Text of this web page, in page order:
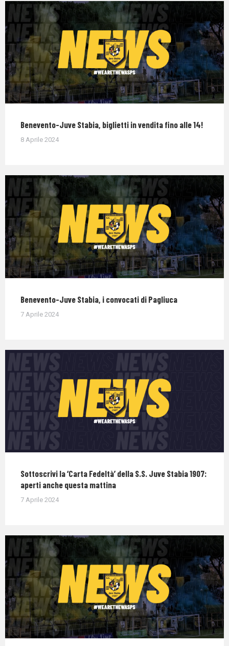
Benevento-Juve Stabia, biglietti in vendita fino alle 14!
8 Aprile 2024
Benevento-Juve Stabia, i convocati di Pagliuca
7 Aprile 2024
Sottoscrivi la ‘Carta Fedeltà’ della S.S. Juve Stabia 1907:
aperti anche questa mattina
7 Aprile 2024